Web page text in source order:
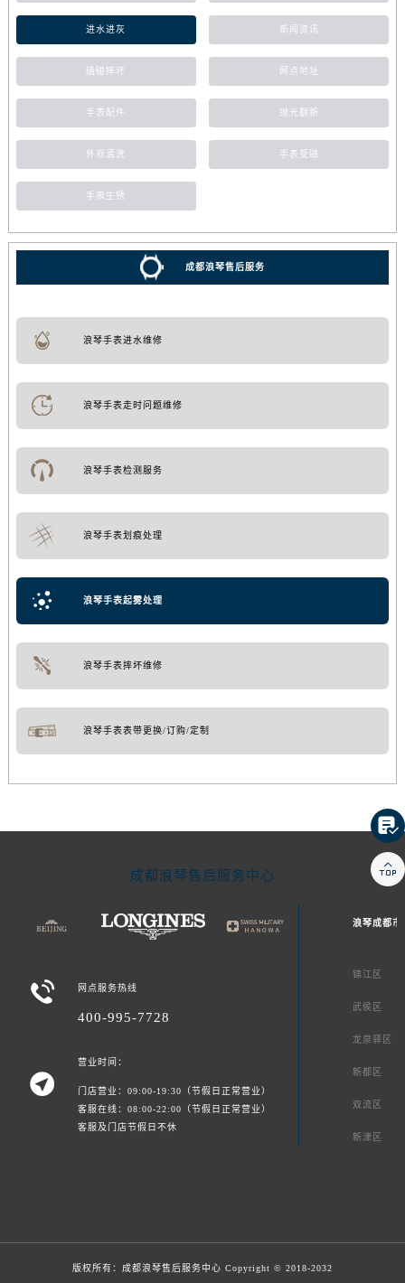
进水进灰 新闻资讯
磕碰摔坏 网点地址
手表配件 抛光翻新
外观清洗 手表受磁
手表生锈
成都浪琴售后服务
浪琴手表进水维修
浪琴手表走时问题维修
浪琴手表检测服务
浪琴手表划痕处理
浪琴手表起雾处理
浪琴手表摔坏维修
浪琴手表表带更换/订购/定制
成都浪琴售后服务中心
 网点服务热线
400-995-7728

营业时间：
门店营业：09:00-19:30（节假日正常营业）
客服在线：08:00-22:00（节假日正常营业）
客服及门店节假日不休
浪琴成都市
锦江区
武侯区
龙泉驿区
新都区
双流区
新津区
版权所有： 成都浪琴售后服务中心 Copyright © 2018-2032

